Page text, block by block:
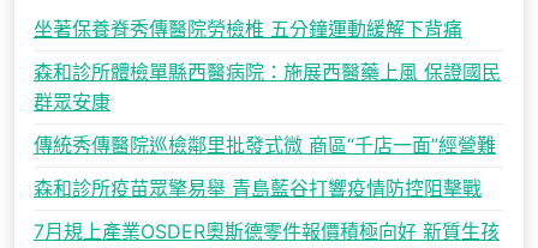
坐著保養脊秀傳醫院勞檢椎 五分鐘運動緩解下背痛
森和診所體檢單縣西醫病院：施展西醫藥上風 保證國民
群眾安康
傳統秀傳醫院巡檢鄰里批發式微 商區“千店一面”經營難
森和診所疫苗眾擎易舉 青島藍谷打響疫情防控阻擊戰
7月規上產業OSDER奧斯德零件報價積極向好 新質生孩